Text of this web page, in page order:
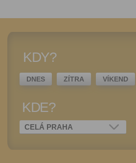
KDY?
KDE?
DNES ZÍTRA VÍKEND
CELÁ PRAHA